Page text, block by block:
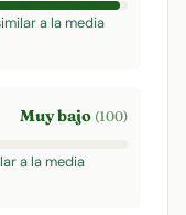
a la media
Muy bajo (100)
a la media